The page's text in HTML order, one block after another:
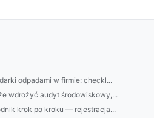
odpadami w firmie: checkl...
wdrożyć audyt środowiskowy,...
krok po kroku — rejestracja...